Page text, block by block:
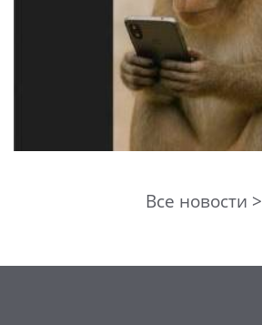
Все новости >